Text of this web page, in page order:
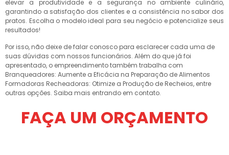
elevar a produtividade e a segurança no ambiente culinário,
garantindo a satisfação dos clientes e a consistência no sabor dos
pratos. Escolha o modelo ideal para seu negócio e potencialize seus
resultados!
Por isso, não deixe de falar conosco para esclarecer cada uma de
suas dúvidas com nossos funcionários. Além do que já foi
apresentado, o empreendimento também trabalha com
Branqueadores: Aumente a Eficácia na Preparação de Alimentos
Formadoras Recheadoras: Otimize a Produção de Recheios, entre
outras opções. Saiba mais entrando em contato.
FAÇA UM ORÇAMENTO